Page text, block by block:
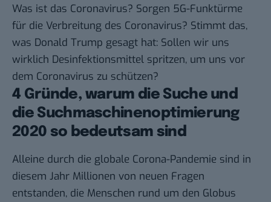
Was ist das Coronavirus? Sorgen 5G-Funktürme
für die Verbreitung des Coronavirus? Stimmt das,
was Donald Trump gesagt hat: Sollen wir uns
wirklich Desinfektionsmittel spritzen, um uns vor
dem Coronavirus zu schützen?
4 Gründe, warum die Suche und
die Suchmaschinenoptimierung
2020 so bedeutsam sind
Alleine durch die globale Corona-Pandemie sind in
diesem Jahr Millionen von neuen Fragen
entstanden, die Menschen rund um den Globus